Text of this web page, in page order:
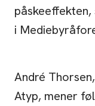
i
André
Atyp, mener